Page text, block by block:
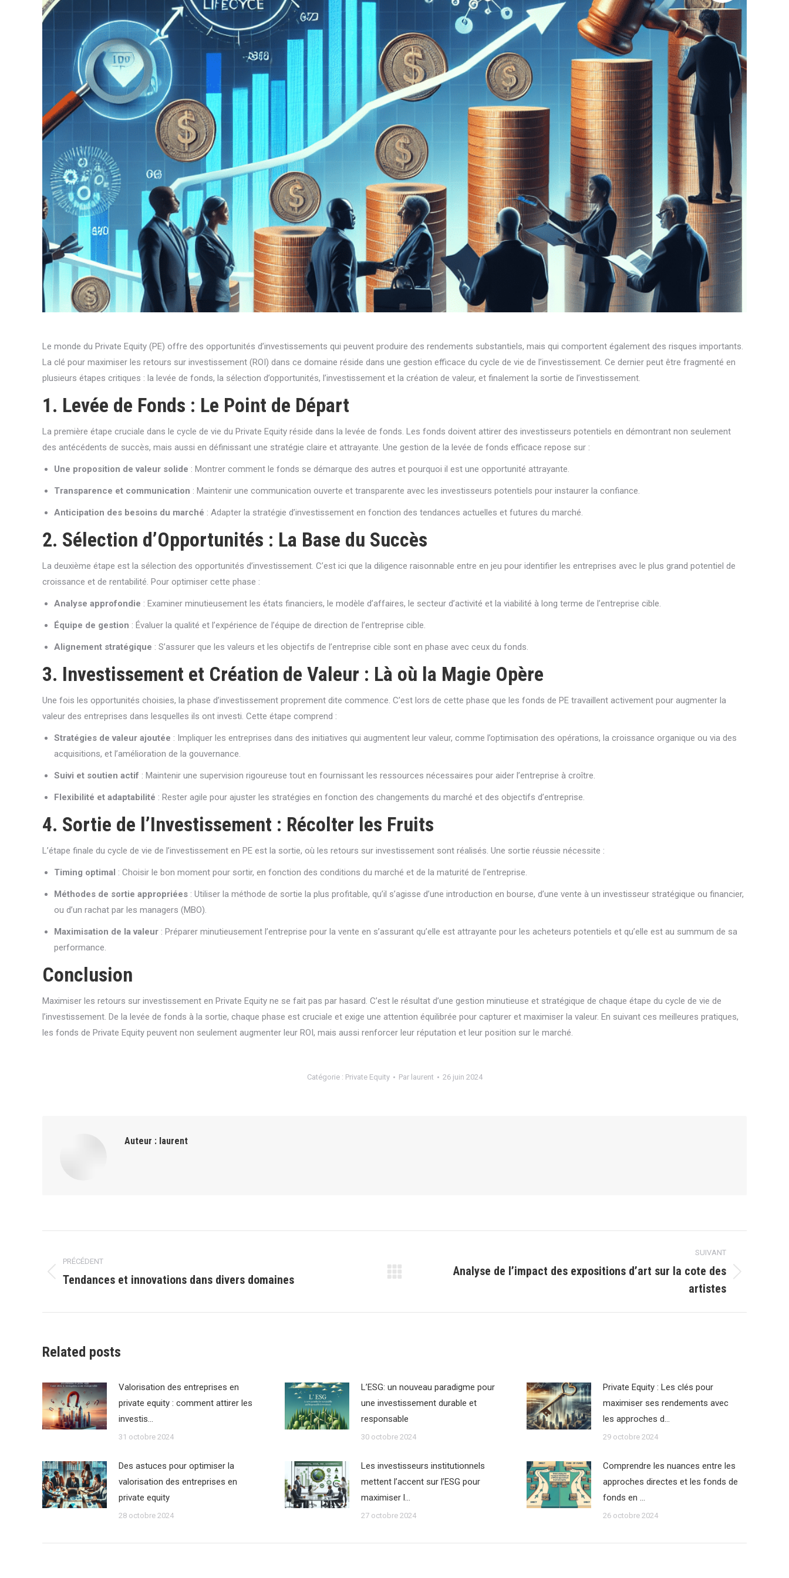
Le monde du Private Equity (PE) offre des opportunités d’investissements qui peuvent produire des rendements substantiels, mais qui comportent également des risques importants.
La clé pour maximiser les retours sur investissement (ROI) dans ce domaine réside dans une gestion efficace du cycle de vie de l’investissement. Ce dernier peut être fragmenté en
plusieurs étapes critiques : la levée de fonds, la sélection d’opportunités, l’investissement et la création de valeur, et finalement la sortie de l’investissement.
1. Levée de Fonds : Le Point de Départ
La première étape cruciale dans le cycle de vie du Private Equity réside dans la levée de fonds. Les fonds doivent attirer des investisseurs potentiels en démontrant non seulement
des antécédents de succès, mais aussi en définissant une stratégie claire et attrayante. Une gestion de la levée de fonds efficace repose sur :
Une proposition de valeur solide : Montrer comment le fonds se démarque des autres et pourquoi il est une opportunité attrayante.
Transparence et communication : Maintenir une communication ouverte et transparente avec les investisseurs potentiels pour instaurer la confiance.
Anticipation des besoins du marché : Adapter la stratégie d’investissement en fonction des tendances actuelles et futures du marché.
2. Sélection d’Opportunités : La Base du Succès
La deuxième étape est la sélection des opportunités d’investissement. C’est ici que la diligence raisonnable entre en jeu pour identifier les entreprises avec le plus grand potentiel de
croissance et de rentabilité. Pour optimiser cette phase :
Analyse approfondie : Examiner minutieusement les états financiers, le modèle d’affaires, le secteur d’activité et la viabilité à long terme de l’entreprise cible.
Équipe de gestion : Évaluer la qualité et l’expérience de l’équipe de direction de l’entreprise cible.
Alignement stratégique : S’assurer que les valeurs et les objectifs de l’entreprise cible sont en phase avec ceux du fonds.
3. Investissement et Création de Valeur : Là où la Magie Opère
Une fois les opportunités choisies, la phase d’investissement proprement dite commence. C’est lors de cette phase que les fonds de PE travaillent activement pour augmenter la
valeur des entreprises dans lesquelles ils ont investi. Cette étape comprend :
Stratégies de valeur ajoutée : Impliquer les entreprises dans des initiatives qui augmentent leur valeur, comme l’optimisation des opérations, la croissance organique ou via des
acquisitions, et l’amélioration de la gouvernance.
Suivi et soutien actif : Maintenir une supervision rigoureuse tout en fournissant les ressources nécessaires pour aider l’entreprise à croître.
Flexibilité et adaptabilité : Rester agile pour ajuster les stratégies en fonction des changements du marché et des objectifs d’entreprise.
4. Sortie de l’Investissement : Récolter les Fruits
L’étape finale du cycle de vie de l’investissement en PE est la sortie, où les retours sur investissement sont réalisés. Une sortie réussie nécessite :
Timing optimal : Choisir le bon moment pour sortir, en fonction des conditions du marché et de la maturité de l’entreprise.
Méthodes de sortie appropriées : Utiliser la méthode de sortie la plus profitable, qu’il s’agisse d’une introduction en bourse, d’une vente à un investisseur stratégique ou financier,
ou d’un rachat par les managers (MBO).
Maximisation de la valeur : Préparer minutieusement l’entreprise pour la vente en s’assurant qu’elle est attrayante pour les acheteurs potentiels et qu’elle est au summum de sa
performance.
Conclusion
Maximiser les retours sur investissement en Private Equity ne se fait pas par hasard. C’est le résultat d’une gestion minutieuse et stratégique de chaque étape du cycle de vie de
l’investissement. De la levée de fonds à la sortie, chaque phase est cruciale et exige une attention équilibrée pour capturer et maximiser la valeur. En suivant ces meilleures pratiques,
les fonds de Private Equity peuvent non seulement augmenter leur ROI, mais aussi renforcer leur réputation et leur position sur le marché.
Catégorie : Private Equity Par laurent 26 juin 2024
Auteur : laurent
article
PRÉCÉDENT
Article
:
Tendances et innovations dans divers domaines
SUIVANT
:
Analyse de l’impact des expositions d’art sur la cote des
artistes
Related posts
Valorisation des entreprises en
private equity : comment attirer les
investis…
31 octobre 2024
L’ESG: un nouveau paradigme pour
une investissement durable et
responsable
30 octobre 2024
Private Equity : Les clés pour
maximiser ses rendements avec
les approches d…
29 octobre 2024
Des astuces pour optimiser la
valorisation des entreprises en
private equity
28 octobre 2024
Les investisseurs institutionnels
mettent l’accent sur l’ESG pour
maximiser l…
27 octobre 2024
Comprendre les nuances entre les
approches directes et les fonds de
fonds en …
26 octobre 2024